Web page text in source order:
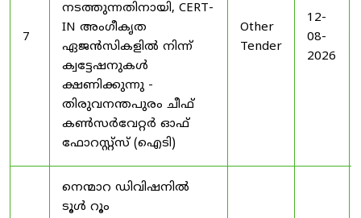
7
നടത്തുന്നതിനായി, CERT-
IN അംഗീകൃത
ഏജൻസികളിൽ നിന്ന്
ക്വട്ടേഷനുകൾ
ക്ഷണിക്കുന്നു -
തിരുവനന്തപുരം ചീഫ്
കൺസർവേറ്റർ ഓഫ്
ഫോറസ്റ്റ്സ് (ഐടി)
Other
Tender
12-
08-
2026
നെന്മാറ ഡിവിഷനിൽ
ടൂൾ റൂം